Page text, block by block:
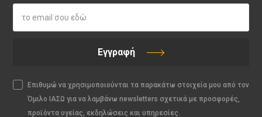
Εγγραφή
Επιθυμώ να χρησιμοποιούνται τα παρακάτω στοιχεία μου από τον
Όμιλο ΙΑΣΩ για να λαμβάνω newsletters σχετικά με προσφορές,
προϊόντα υγείας, εκδηλώσεις και υπηρεσίες.